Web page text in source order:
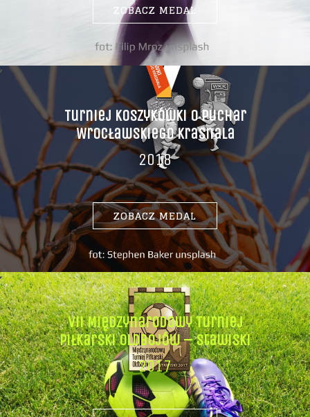
ZOBACZ MEDAL
Turniej Koszykówki O Puchar
Wrocławskiego Krasnala
2018
ZOBACZ MEDAL
Vii Międzynarodowy Turniej
Piłkarski Oldbojów – Stawiski
2017